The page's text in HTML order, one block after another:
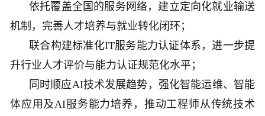
依托覆盖全国的服务网络，建立定向化就业输送
机制，完善人才培养与就业转化闭环；
联合构建标准化IT服务能力认证体系，进一步提
升行业人才评价与能力认证规范化水平；
同时顺应AI技术发展趋势，强化智能运维、智能
体应用及AI服务能力培养，推动工程师从传统技术